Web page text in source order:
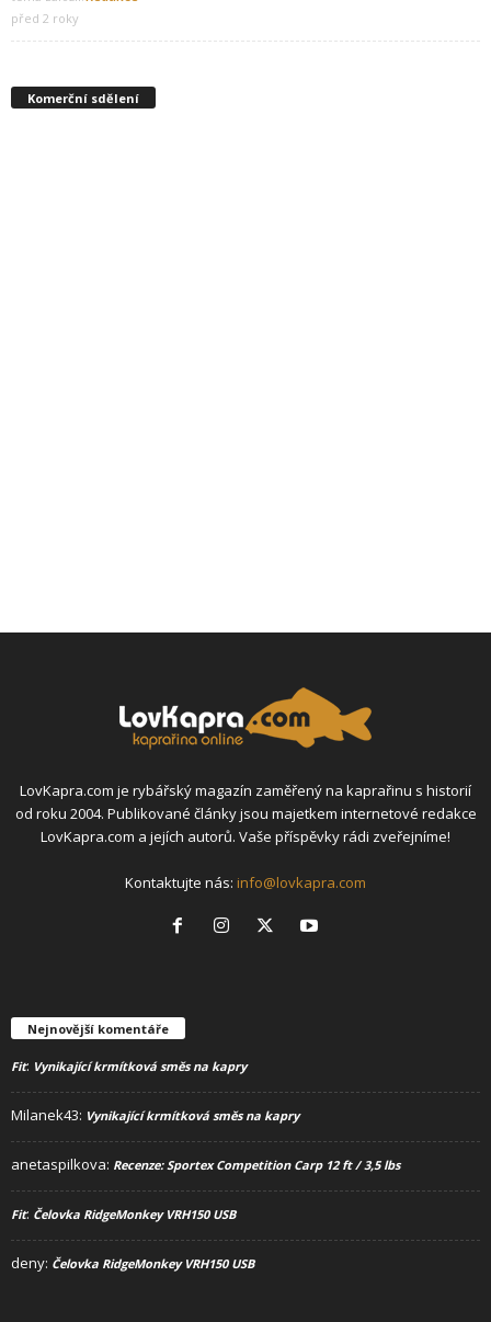
před 2 roky
Komerční sdělení
LovKapra.com je rybářský magazín zaměřený na kaprařinu s historií
od roku 2004. Publikované články jsou majetkem internetové redakce
LovKapra.com a jejích autorů. Vaše příspěvky rádi zveřejníme!
Kontaktujte nás: info@lovkapra.com
Nejnovější komentáře
Fit: Vynikající krmítková směs na kapry
Milanek43: Vynikající krmítková směs na kapry
anetaspilkova: Recenze: Sportex Competition Carp 12 ft / 3,5 lbs
Fit: Čelovka RidgeMonkey VRH150 USB
deny: Čelovka RidgeMonkey VRH150 USB